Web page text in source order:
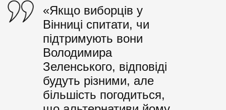
«Якщо виборців у
Вінниці спитати, чи
підтримують вони
Володимира
Зеленського, відповіді
будуть різними, але
більшість погодиться,